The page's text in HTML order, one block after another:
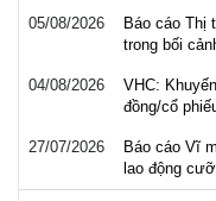
05/08/2026
Báo cáo Thị
trong bối
04/08/2026
VHC:
đồng/cổ
27/07/2026
Báo cáo Vĩ
lao động